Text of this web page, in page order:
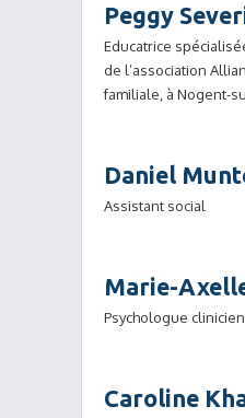
Peggy
Educatrice
de l’association
familiale, à Nogent-
Daniel
Assistant social
Marie-
Psychologue
Caroline